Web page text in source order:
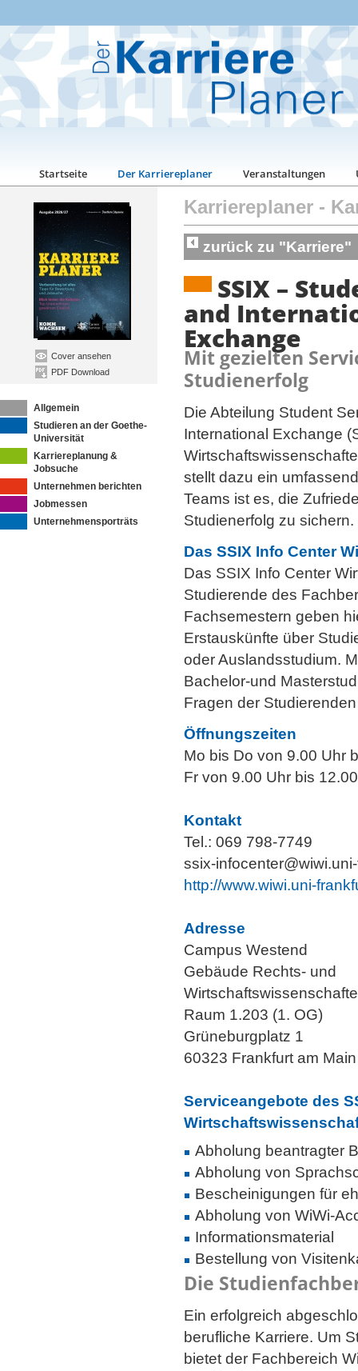
Startseite Der Karriereplaner Veranstaltungen
Cover ansehen
PDF Download
Allgemein
Studieren an der Goethe-
Universität
Karriereplanung &
Jobsuche
Unternehmen berichten
Jobmessen
Unternehmensporträts
Karriereplaner -
zurück zu "Karriere"
SSIX –
and
Exchange
Mit gezielten
Studienerfolg
Die Abteilung Student
International Exchange
stellt dazu ein
Teams ist es, die
Studienerfolg zu sichern.
Das SSIX Info Center
Das SSIX Info Center
Studierende des
Fachsemestern geben
Erstauskünfte über
oder Auslandsstudium.
Bachelor-und
Fragen der
Öffnungszeiten
Mo bis Do von 9.00 Uhr
Fr von 9.00 Uhr bis
Kontakt
Tel.: 069 798-7749
ssix-
http://www.wiwi.uni-
Adresse
Campus Westend
Gebäude Rechts- und
Raum 1.203 (1. OG)
Grüneburgplatz 1
60323 Frankfurt am Main
Serviceangebote des
Abholung beantragter
Abholung von
Bescheinigungen für
Abholung von WiWi-
Informationsmaterial
Bestellung von
Die
Ein erfolgreich
berufliche Karriere. Um
bietet der Fachbereich